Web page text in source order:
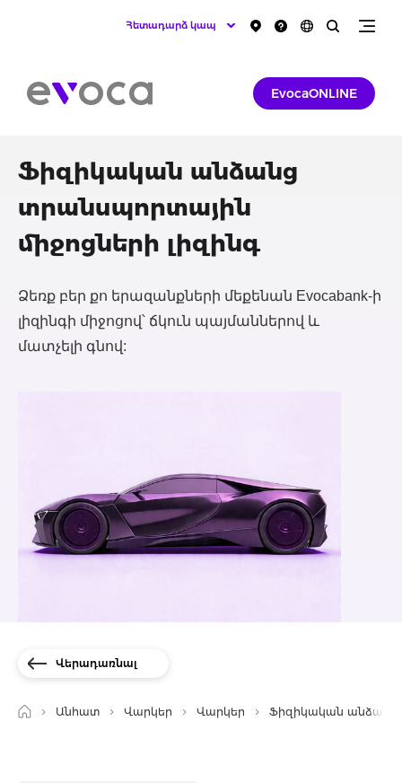
Հետադարձ կապ
EvocaONLINE
Ֆիզիկական անձանց
տրանսպորտային
միջոցների լիզինգ
Ձեռք բեր քո երազանքների մեքենան Evocabank-ի
լիզինգի միջոցով՝ ճկուն պայմաններով և
մատչելի գնով:
Վերադառնալ
Անհատ Վարկեր Վարկեր Ֆիզիկական անձանց